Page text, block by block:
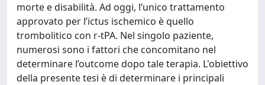
morte e disabilità. Ad oggi, l’unico trattamento
approvato per l’ictus ischemico è quello
trombolitico con r-tPA. Nel singolo paziente,
numerosi sono i fattori che concomitano nel
determinare l’outcome dopo tale terapia. L'obiettivo
della presente tesi è di determinare i principali